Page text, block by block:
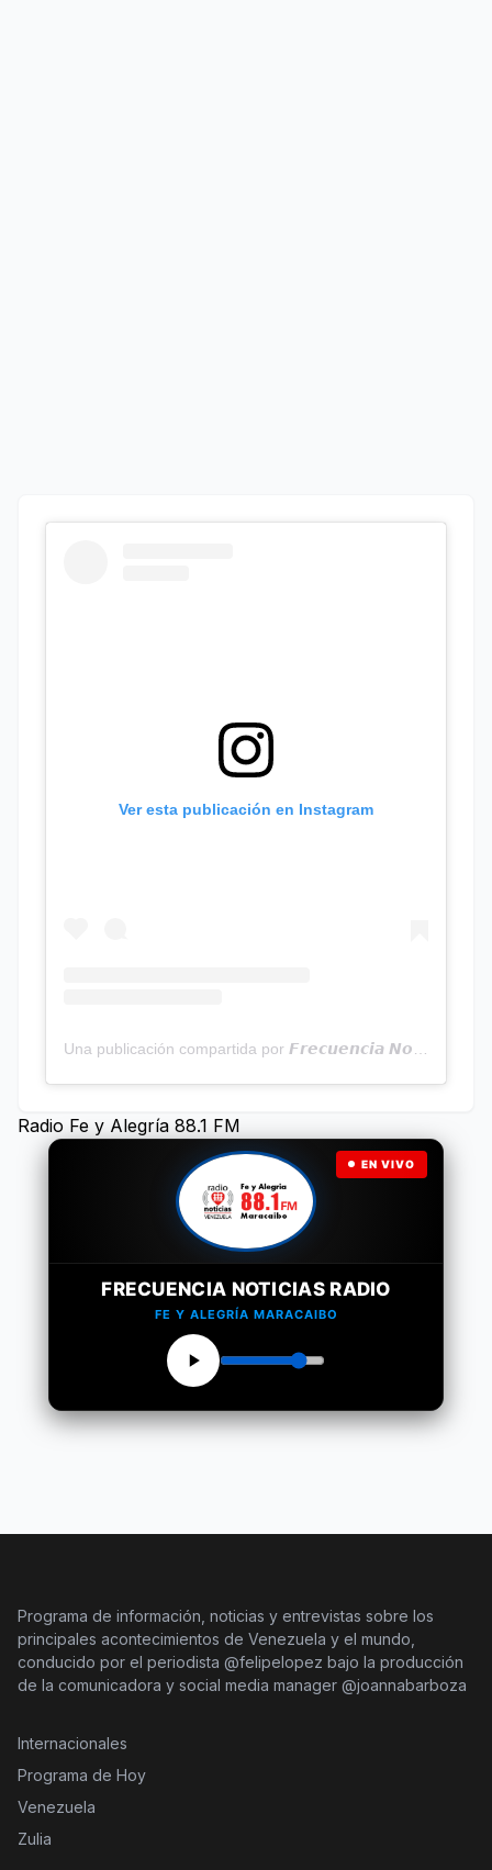
Ver esta publicación en Instagram
Radio Fe y Alegría 88.1 FM
EN VIVO
FRECUENCIA NOTICIAS RADIO
FE Y ALEGRÍA MARACAIBO
Programa de información, noticias y entrevistas sobre los
principales acontecimientos de Venezuela y el mundo,
conducido por el periodista @felipelopez bajo la producción
de la comunicadora y social media manager @joannabarboza
Internacionales
Programa de Hoy
Venezuela
Zulia